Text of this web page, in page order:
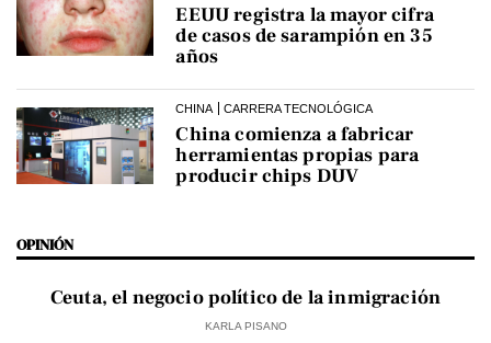
EEUU registra la mayor cifra
de casos de sarampión en 35
años
CHINA CARRERA TECNOLÓGICA
China comienza a fabricar
herramientas propias para
producir chips DUV
OPINIÓN
Ceuta, el negocio político de la inmigración
KARLA PISANO